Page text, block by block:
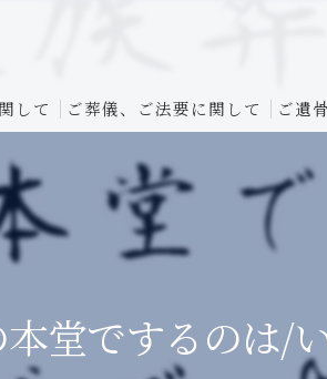
して ご葬儀、ご法要に関して ご遺
堂でするのは/